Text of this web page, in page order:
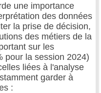
une importance
des données
la prise de décision,
des métiers de la
sur les
pour la session 2024)
liées à l'analyse
garder à
: